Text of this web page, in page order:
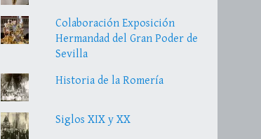
Colaboración Exposición
Hermandad del Gran Poder de
Sevilla
Historia de la Romería
Siglos XIX y XX